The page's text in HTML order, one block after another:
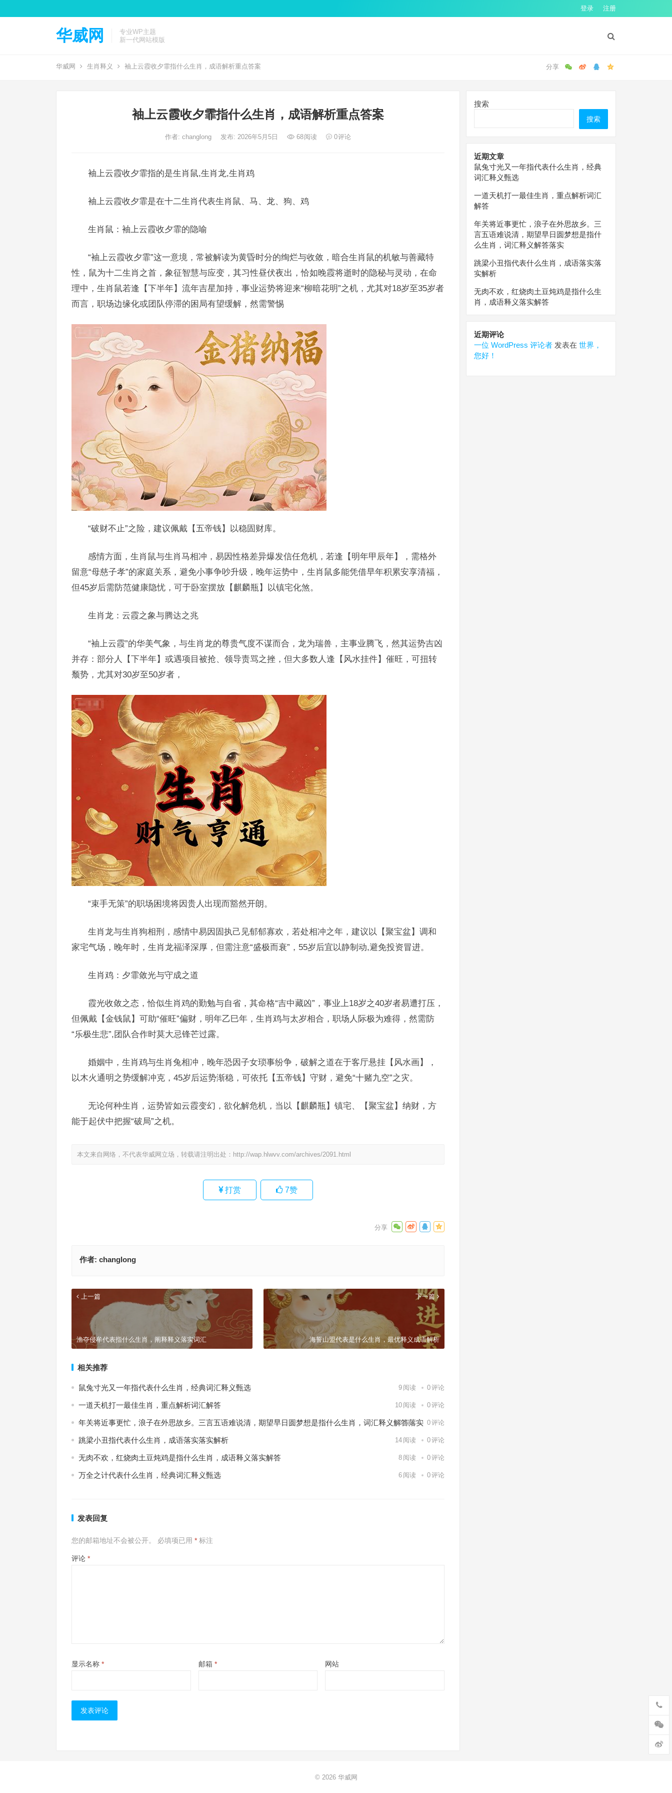
登录 注册
华威网
专业WP主题
新一代网站模版
华威网 生肖释义 袖上云霞收夕霏指什么生肖，成语解析重点答案
袖上云霞收夕霏指什么生肖，成语解析重点答案
作者: changlong 发布: 2026年5月5日 68阅读 0评论
袖上云霞收夕霏指的是生肖鼠,生肖龙,生肖鸡
袖上云霞收夕霏是在十二生肖代表生肖鼠、马、龙、狗、鸡
生肖鼠：袖上云霞收夕霏的隐喻
“袖上云霞收夕霏”这一意境，常被解读为黄昏时分的绚烂与收敛，暗合生肖鼠的机敏与善藏特
性，鼠为十二生肖之首，象征智慧与应变，其习性昼伏夜出，恰如晚霞将逝时的隐秘与灵动，在命
理中，生肖鼠若逢【下半年】流年吉星加持，事业运势将迎来“柳暗花明”之机，尤其对18岁至35岁者
而言，职场边缘化或团队停滞的困局有望缓解，然需警惕
“破财不止”之险，建议佩戴【五帝钱】以稳固财库。
感情方面，生肖鼠与生肖马相冲，易因性格差异爆发信任危机，若逢【明年甲辰年】，需格外
留意“母慈子孝”的家庭关系，避免小事争吵升级，晚年运势中，生肖鼠多能凭借早年积累安享清福，
但45岁后需防范健康隐忧，可于卧室摆放【麒麟瓶】以镇宅化煞。
生肖龙：云霞之象与腾达之兆
“袖上云霞”的华美气象，与生肖龙的尊贵气度不谋而合，龙为瑞兽，主事业腾飞，然其运势吉凶
并存：部分人【下半年】或遇项目被抢、领导责骂之挫，但大多数人逢【风水挂件】催旺，可扭转
颓势，尤其对30岁至50岁者，
“束手无策”的职场困境将因贵人出现而豁然开朗。
生肖龙与生肖狗相刑，感情中易因固执己见郁郁寡欢，若处相冲之年，建议以【聚宝盆】调和
家宅气场，晚年时，生肖龙福泽深厚，但需注意“盛极而衰”，55岁后宜以静制动,避免投资冒进。
生肖鸡：夕霏敛光与守成之道
霞光收敛之态，恰似生肖鸡的勤勉与自省，其命格“吉中藏凶”，事业上18岁之40岁者易遭打压，
但佩戴【金钱鼠】可助“催旺”偏财，明年乙巳年，生肖鸡与太岁相合，职场人际极为难得，然需防
“乐极生悲”,团队合作时莫大忌锋芒过露。
婚姻中，生肖鸡与生肖兔相冲，晚年恐因子女琐事纷争，破解之道在于客厅悬挂【风水画】，
以木火通明之势缓解冲克，45岁后运势渐稳，可依托【五帝钱】守财，避免“十赌九空”之灾。
无论何种生肖，运势皆如云霞变幻，欲化解危机，当以【麒麟瓶】镇宅、【聚宝盆】纳财，方
能于起伏中把握“破局”之机。
本文来自网络，不代表华威网立场，转载请注明出处： http://wap.hlwvv.com/archives/2091.html
打赏 7赞
作者: changlong
上一篇
渔夺侵牟代表指什么生肖，阐释释义落实词汇
下一篇
海誓山盟代表是什么生肖，最优释义成语解析
相关推荐
鼠兔寸光又一年指代表什么生肖，经典词汇释义甄选 9 阅读 0评论
一道天机打一最佳生肖，重点解析词汇解答 10 阅读 0评论
年关将近事更忙，浪子在外思故乡。三言五语难说清，期望早日圆梦想是指什么生肖，词汇释义解答落实
12阅读 0评论
跳梁小丑指代表什么生肖，成语落实落实解析 14 阅读 0评论
无肉不欢，红烧肉土豆炖鸡是指什么生肖，成语释义落实解答 8 阅读 0评论
万全之计代表什么生肖，经典词汇释义甄选 6 阅读 0评论
发表回复
您的邮箱地址不会被公开。 必填项已用 * 标注
评论 *
显示名称 * 邮箱 * 网站
搜索
搜索
近期文章
鼠兔寸光又一年指代表什么生肖，经典
词汇释义甄选
一道天机打一最佳生肖，重点解析词汇
解答
年关将近事更忙，浪子在外思故乡。三
言五语难说清，期望早日圆梦想是指什
么生肖，词汇释义解答落实
跳梁小丑指代表什么生肖，成语落实落
实解析
无肉不欢，红烧肉土豆炖鸡是指什么生
肖，成语释义落实解答
近期评论
一位 WordPress 评论者 发表在 世界，
您好！
© 2026 华威网